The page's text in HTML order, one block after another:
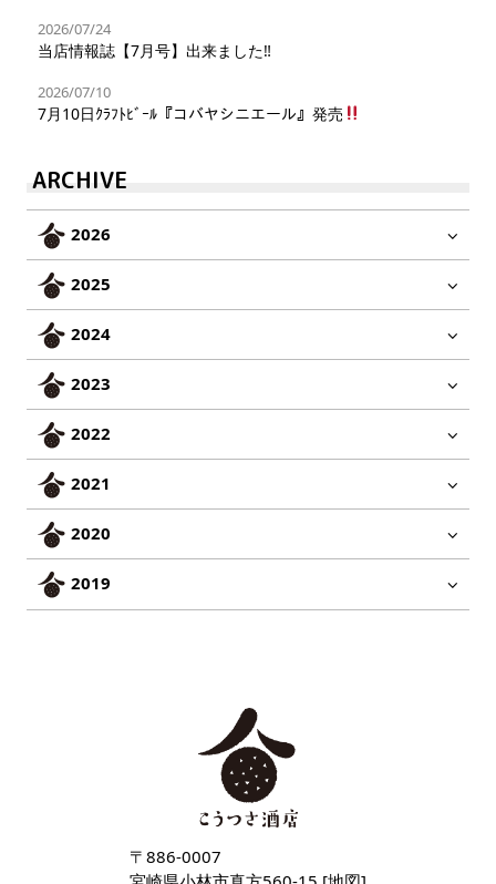
2026/07/24
当店情報誌【7月号】出来ました‼︎
2026/07/10
7月10日ｸﾗﾌﾄﾋﾞｰﾙ『コバヤシニエール』発売
ARCHIVE
2026
2025
2024
2023
2022
2021
2020
2019
〒886-0007